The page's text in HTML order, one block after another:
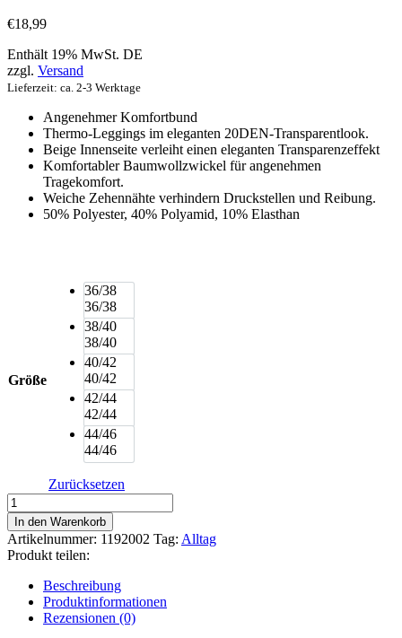
€18,99
Enthält 19% MwSt. DE
zzgl. Versand
Lieferzeit: ca. 2-3 Werktage
Angenehmer Komfortbund
Thermo-Leggings im eleganten 20DEN-Transparentlook.
Beige Innenseite verleiht einen eleganten Transparenzeffekt
Komfortabler Baumwollzwickel für angenehmen
Tragekomfort.
Weiche Zehennähte verhindern Druckstellen und Reibung.
50% Polyester, 40% Polyamid, 10% Elasthan
Größe
36/38
36/38
38/40
38/40
40/42
40/42
42/44
42/44
44/46
44/46
Zurücksetzen
Camano
Thermo-
Leggings
Comfort
im
DEN
Look
Menge
In den Warenkorb
Artikelnummer: 1192002 Tag: Alltag
Produkt teilen:
Beschreibung
Produktinformationen
Rezensionen (0)